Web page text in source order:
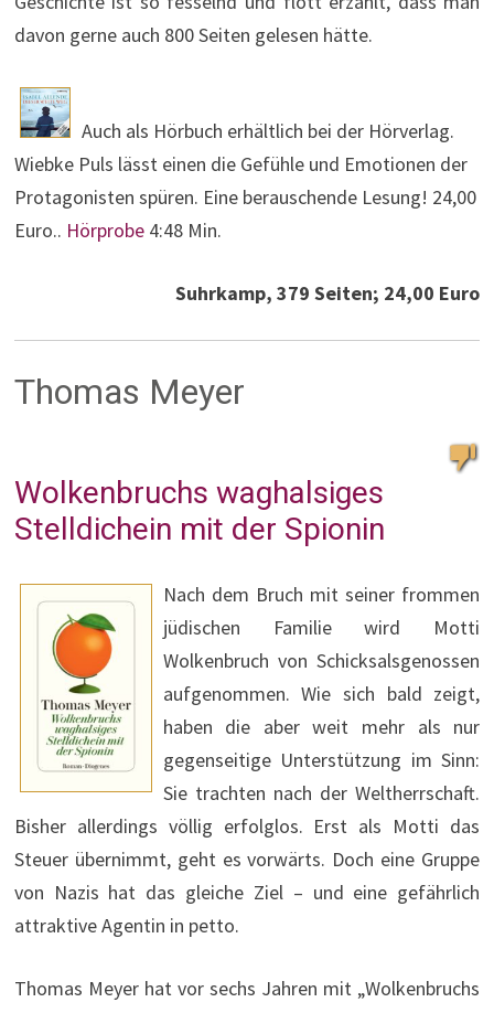
davon gerne auch 800 Seiten gelesen hätte.
Auch als Hörbuch erhältlich bei der Hörverlag.
Wiebke Puls lässt einen die Gefühle und Emotionen der
Protagonisten spüren. Eine berauschende Lesung! 24,00
Euro.. Hörprobe4:48 Min.
Suhrkamp, 379 Seiten; 24,00 Euro
Thomas Meyer
Wolkenbruchs waghalsiges
Stelldichein mit der Spionin
Nach dem Bruch mit seiner frommen
jüdischen Familie wird Motti
Wolkenbruch von Schicksalsgenossen
aufgenommen. Wie sich bald zeigt,
haben die aber weit mehr als nur
gegenseitige Unterstützung im Sinn:
Sie trachten nach der Weltherrschaft.
Bisher allerdings völlig erfolglos. Erst als Motti das
Steuer übernimmt, geht es vorwärts. Doch eine Gruppe
von Nazis hat das gleiche Ziel – und eine gefährlich
attraktive Agentin in petto.
Thomas Meyer hat vor sechs Jahren mit „Wolkenbruchs